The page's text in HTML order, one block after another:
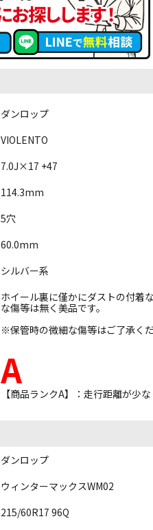
ダンロップ
VIOLENTO
7.0J×17 +47
114.3mm
5穴
60.0mm
シルバー系
ホイール裏に僅かにダストの付着
な傷等は無く美品です。
※保管時の微細な傷等はご了承く
A
【商品ランクA】：走行距離が少
ダンロップ
ウィンターマックスWM02
215/60R17 96Q